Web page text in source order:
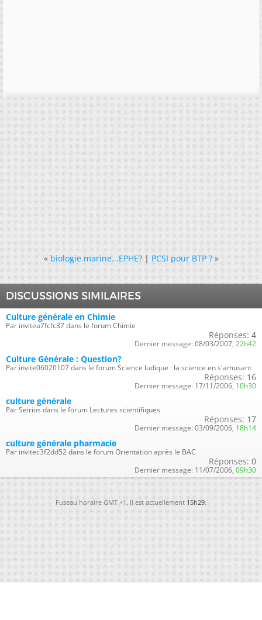
« biologie marine...EPHE?|PCSI pour BTP ? »
DISCUSSIONS SIMILAIRES
Culture générale en Chimie
Par invitea7fcfc37 dans le forum Chimie
Réponses: 4
Dernier message: 08/03/2007, 22h42
Culture Générale : Question?
Par invite06020107 dans le forum Science ludique : la science en s'amusant
Réponses: 16
Dernier message: 17/11/2006, 10h30
culture générale
Par Seirios dans le forum Lectures scientifiques
Réponses: 17
Dernier message: 03/09/2006, 18h14
culture générale pharmacie
Par invitec3f2dd52 dans le forum Orientation après le BAC
Réponses: 0
Dernier message: 11/07/2006, 09h30
Fuseau horaire GMT +1. Il est actuellement15h29.